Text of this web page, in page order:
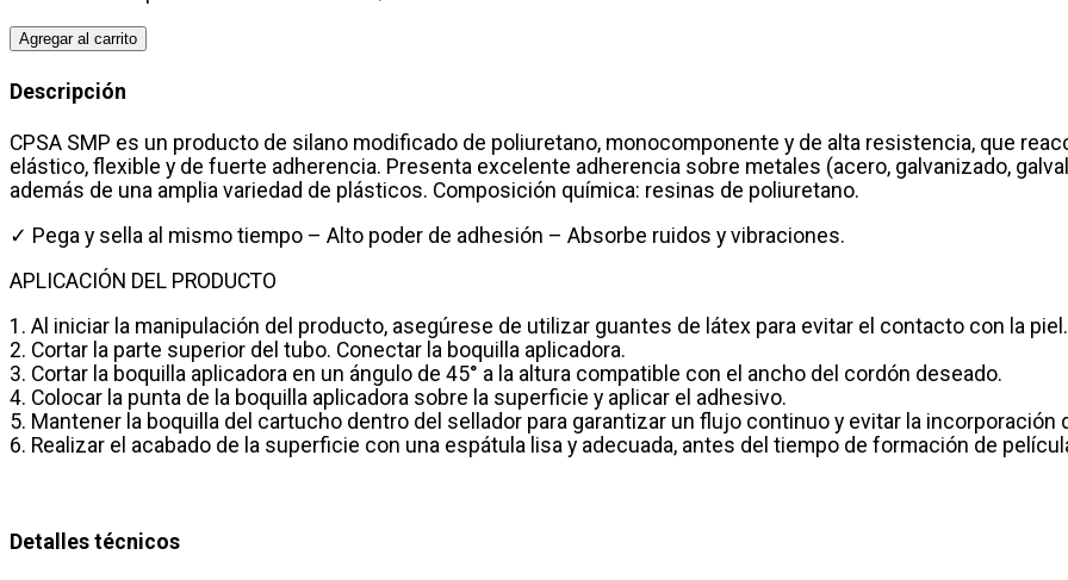
Agregar al carrito
Descripción
CPSA SMP es un producto de silano modificado de poliuretano, monocomponente y de alta resistencia, que
elástico, flexible y de fuerte adherencia. Presenta excelente adherencia sobre metales (acero, galvanizado,
además de una amplia variedad de plásticos. Composición química: resinas de poliuretano.
✓ Pega y sella al mismo tiempo – Alto poder de adhesión – Absorbe ruidos y vibraciones.
APLICACIÓN DEL PRODUCTO
1. Al iniciar la manipulación del producto, asegúrese de utilizar guantes de látex para evitar el contacto con la piel.
2. Cortar la parte superior del tubo. Conectar la boquilla aplicadora.
3. Cortar la boquilla aplicadora en un ángulo de 45° a la altura compatible con el ancho del cordón deseado.
4. Colocar la punta de la boquilla aplicadora sobre la superficie y aplicar el adhesivo.
5. Mantener la boquilla del cartucho dentro del sellador para garantizar un flujo continuo y evitar la incorporación
6. Realizar el acabado de la superficie con una espátula lisa y adecuada, antes del tiempo de formación de
Detalles técnicos